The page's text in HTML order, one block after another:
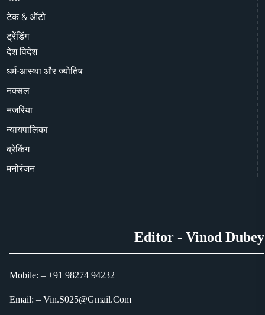
टेक & ऑटो
ट्रेंडिंग
देश विदेश
धर्म-आस्था और ज्योतिष
नक्सल
नजरिया
न्यायपालिका
ब्रेकिंग
मनोरंजन
Editor - Vinod Dubey
Mobile: – +91 98274 94232
Email: – Vin.S025@Gmail.Com